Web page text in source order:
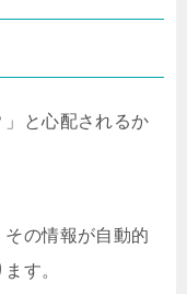
」と心配されるか
の情報が自動的
す。